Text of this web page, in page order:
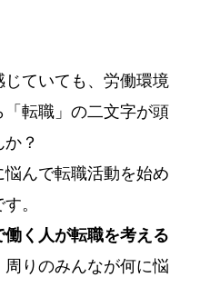
ていても、労働環境
転職」の二文字が頭
？
んで転職活動を始め
。
働く人が転職を考える
周りのみんなが何に悩